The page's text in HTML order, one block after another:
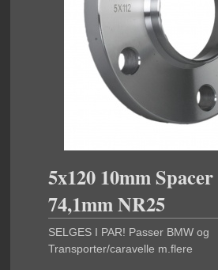
5x120 10mm
74,1mm NR25
SELGES I PAR! Passer BMW og
Transporter/caravelle m.flere